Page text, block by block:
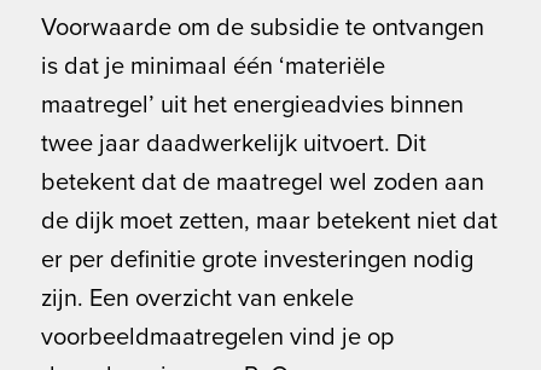
Voorwaarde om de subsidie te ontvangen
is dat je minimaal één ‘materiële
maatregel’ uit het energieadvies binnen
twee jaar daadwerkelijk uitvoert. Dit
betekent dat de maatregel wel zoden aan
de dijk moet zetten, maar betekent niet dat
er per definitie grote investeringen nodig
zijn. Een overzicht van enkele
voorbeeldmaatregelen vind je op